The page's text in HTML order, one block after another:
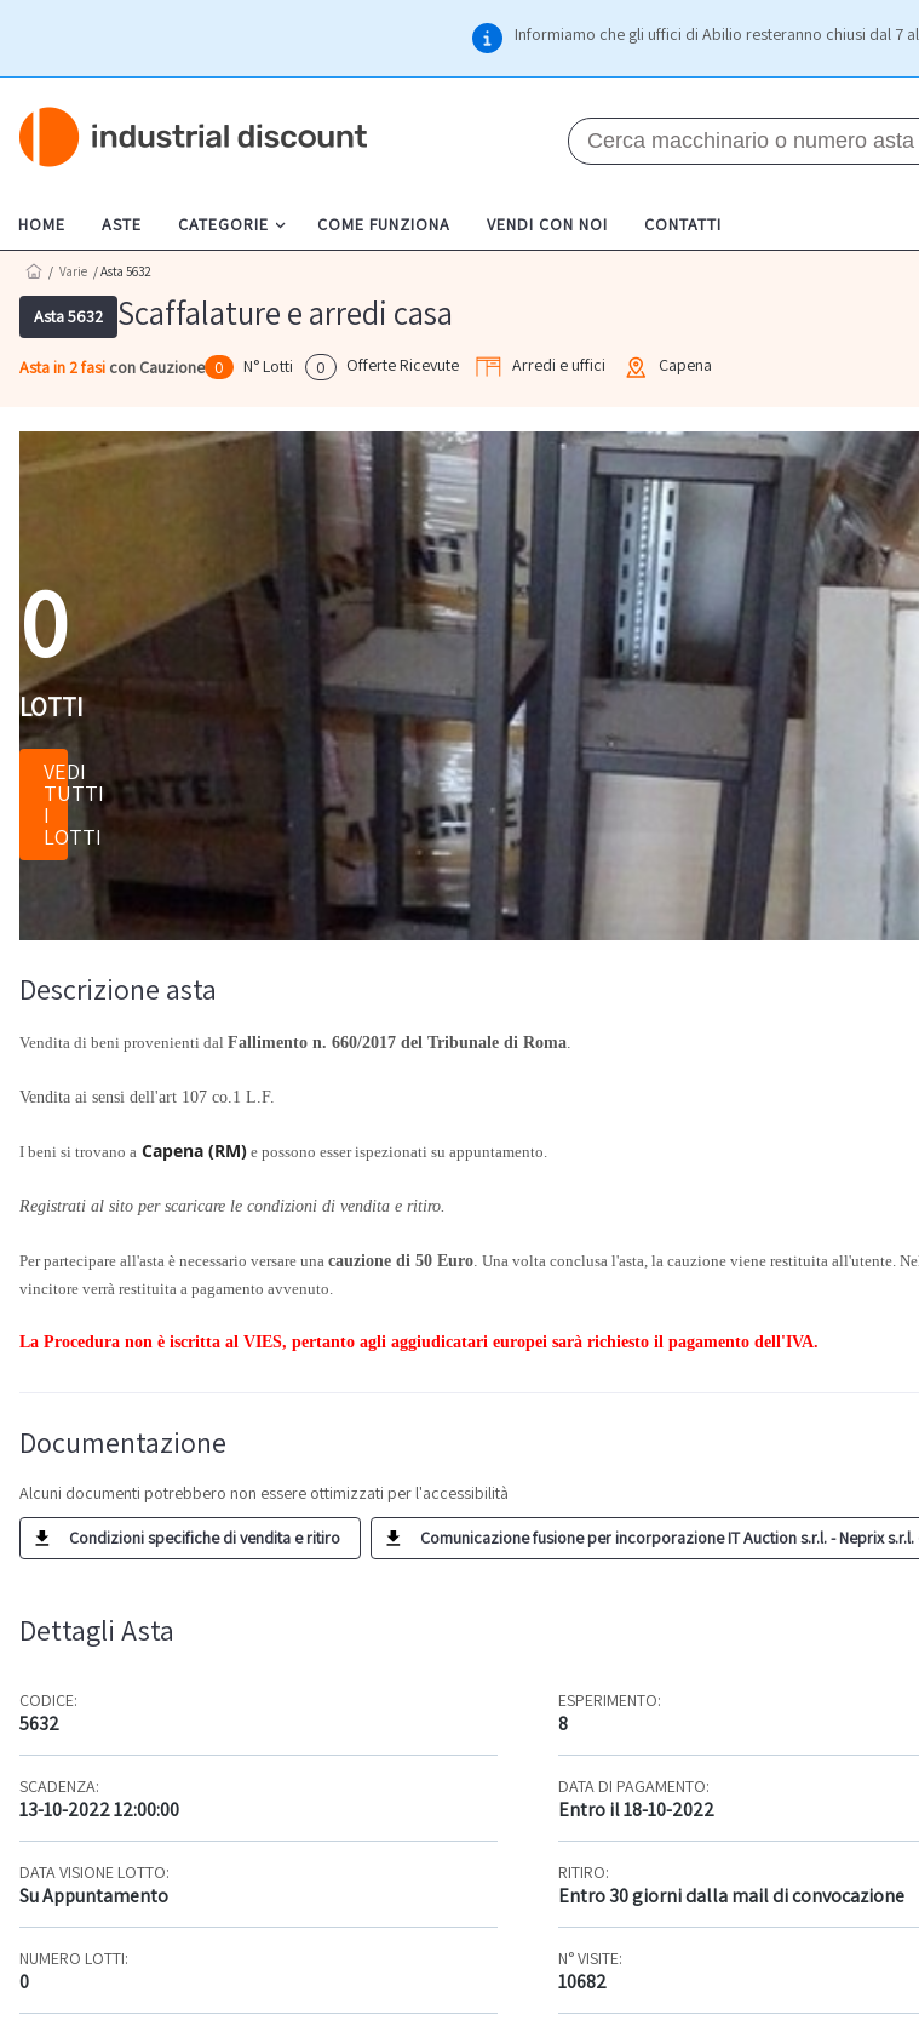
Informiamo che gli uffici di Abilio resteranno chiusi dal 7
HOME ASTE CATEGORIE COME FUNZIONA VENDI CON NOI CONTATTI
/ Varie / Asta 5632
Asta 5632 Scaffalature e arredi casa
Asta in 2 fasi con Cauzione 0 N° Lotti 0 Offerte Ricevute Arredi e uffici Capena
0
LOTTI
VEDI
TUTTI
I
LOTTI
Descrizione asta
Vendita di beni provenienti dal Fallimento n. 660/2017 del Tribunale di Roma.
Vendita ai sensi dell'art 107 co.1 L.F.
I beni si trovano a Capena (RM) e possono esser ispezionati su appuntamento.
Registrati al sito per scaricare le condizioni di vendita e ritiro.
Per partecipare all'asta è necessario versare una cauzione di 50 Euro. Una volta conclusa l'asta, la cauzione viene restituita all'utente.
vincitore verrà restituita a pagamento avvenuto.
La Procedura non è iscritta al VIES, pertanto agli aggiudicatari europei sarà richiesto il pagamento dell'IVA.
Documentazione
Alcuni documenti potrebbero non essere ottimizzati per l'accessibilità
Condizioni specifiche di vendita e ritiro Comunicazione fusione per incorporazione IT Auction s.r.l. - Neprix s.r.l.
Dettagli Asta
CODICE:
5632
ESPERIMENTO:
8
SCADENZA:
13-10-2022 12:00:00
DATA DI PAGAMENTO:
Entro il 18-10-2022
DATA VISIONE LOTTO:
Su Appuntamento
RITIRO:
Entro 30 giorni dalla mail di convocazione
NUMERO LOTTI:
0
N° VISITE:
10682